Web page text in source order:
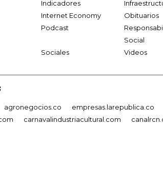
Indicadores
Internet Economy
Obituarios
Podcast
Social
Sociales Videos
agronegocios.co empresas.larepublica.co
carnavalindustriacultural.com